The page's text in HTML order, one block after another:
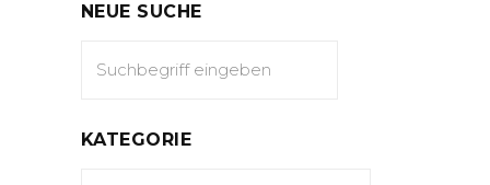
NEUE SUCHE
KATEGORIE